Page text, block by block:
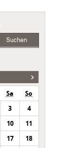
Suchen
Sa
So
3
4
10
11
17
18